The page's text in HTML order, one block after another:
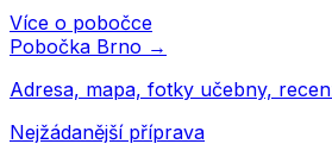
Více o pobočce
Pobočka Brno →
Adresa, mapa, fotky učebny,
Nejžádanější příprava